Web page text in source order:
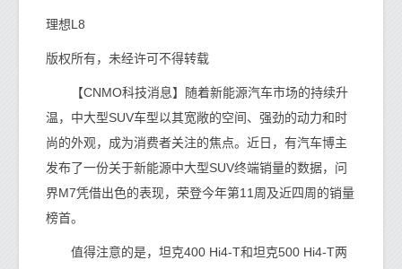
理想L8
版权所有，未经许可不得转载
【CNMO科技消息】随着新能源汽车市场的持续升
温，中大型SUV车型以其宽敞的空间、强劲的动力和时
尚的外观，成为消费者关注的焦点。近日，有汽车博主
发布了一份关于新能源中大型SUV终端销量的数据，问
界M7凭借出色的表现，荣登今年第11周及近四周的销量
榜首。
值得注意的是，坦克400 Hi4-T和坦克500 Hi4-T两